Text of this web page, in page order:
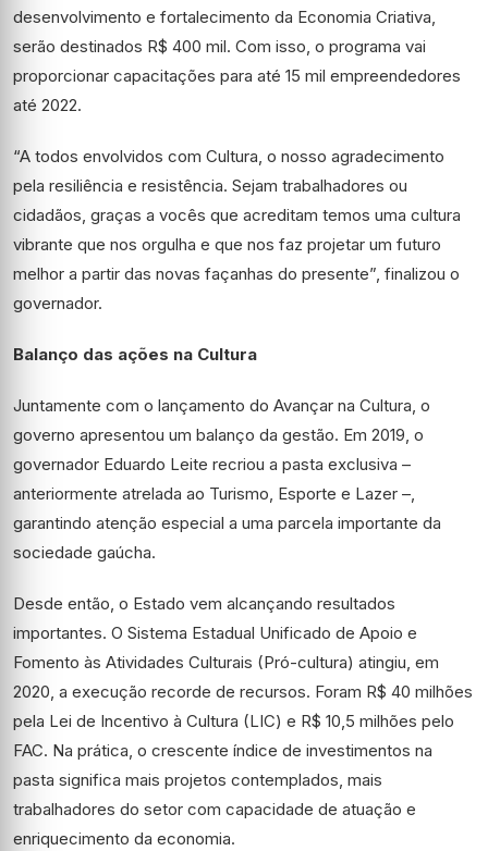
desenvolvimento e fortalecimento da Economia Criativa,
serão destinados R$ 400 mil. Com isso, o programa vai
proporcionar capacitações para até 15 mil empreendedores
até 2022.
“A todos envolvidos com Cultura, o nosso agradecimento
pela resiliência e resistência. Sejam trabalhadores ou
cidadãos, graças a vocês que acreditam temos uma cultura
vibrante que nos orgulha e que nos faz projetar um futuro
melhor a partir das novas façanhas do presente”, finalizou o
governador.
Balanço das ações na Cultura
Juntamente com o lançamento do Avançar na Cultura, o
governo apresentou um balanço da gestão. Em 2019, o
governador Eduardo Leite recriou a pasta exclusiva –
anteriormente atrelada ao Turismo, Esporte e Lazer –,
garantindo atenção especial a uma parcela importante da
sociedade gaúcha.
Desde então, o Estado vem alcançando resultados
importantes. O Sistema Estadual Unificado de Apoio e
Fomento às Atividades Culturais (Pró-cultura) atingiu, em
2020, a execução recorde de recursos. Foram R$ 40 milhões
pela Lei de Incentivo à Cultura (LIC) e R$ 10,5 milhões pelo
FAC. Na prática, o crescente índice de investimentos na
pasta significa mais projetos contemplados, mais
trabalhadores do setor com capacidade de atuação e
enriquecimento da economia.